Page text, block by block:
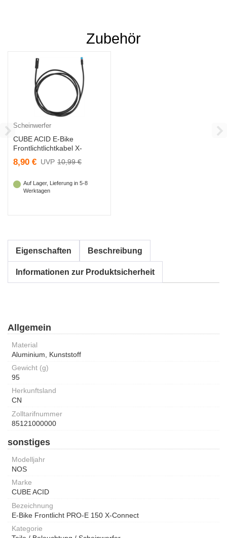
Zubehör
Scheinwerfer
CUBE ACID E-Bike
Frontlichtlichtkabel X-
Connect - Bosch BES
8,90 € 10,99 €
Auf Lager, Lieferung in 5-8
Werktagen
Eigenschaften Beschreibung
Informationen zur Produktsicherheit
Allgemein
Material
Aluminium, Kunststoff
Gewicht (g)
95
Herkunftsland
CN
Zolltarifnummer
85121000000
sonstiges
Modelljahr
NOS
Marke
CUBE ACID
Bezeichnung
E-Bike Frontlicht PRO-E 150 X-Connect
Kategorie